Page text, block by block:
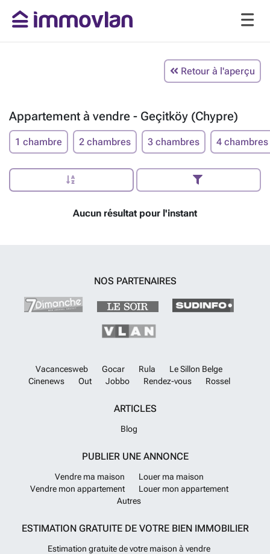
Retour à l'aperçu
Appartement à vendre - Geçitköy (Chypre)
1 chambre 2 chambres 3 chambres 4 chambres
Aucun résultat pour l'instant
NOS PARTENAIRES
Vacancesweb Gocar Rula
Le Sillon Belge
Cinenews
Out Jobbo Rendez-vous Rossel
ARTICLES
Blog
PUBLIER UNE ANNONCE
Vendre ma maison
Louer ma maison
Vendre mon appartement
Louer mon appartement
Autres
ESTIMATION GRATUITE DE VOTRE BIEN IMMOBILIER
Estimation gratuite de votre maison à vendre